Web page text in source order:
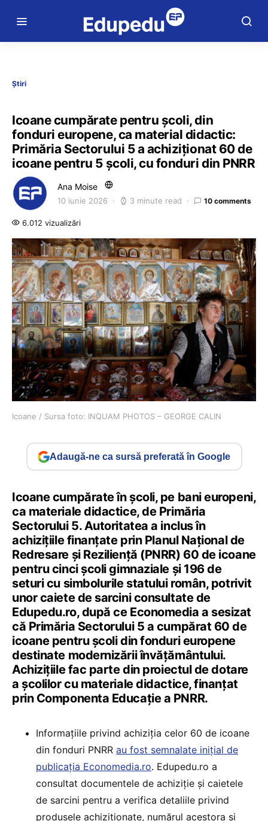
Știri
Icoane cumpărate pentru școli, din
fonduri europene, ca material didactic:
Primăria Sectorului 5 a achiziționat 60 de
icoane pentru 5 școli, cu fonduri din PNRR
Ana Moise
10 iunie 2026 3 minute read 10 comments
6.012 vizualizări
Icoane / Sursa foto: INQUAM PHOTOS – GEORGE CALIN
Adaugă-ne ca sursă preferată în Google
Icoane cumpărate în școli, pe bani europeni,
ca materiale didactice, de Primăria
Sectorului 5. Autoritatea a inclus în
achizițiile finanțate prin Planul Național de
Redresare și Reziliență (PNRR) 60 de icoane
pentru cinci școli gimnaziale și 196 de
seturi cu simbolurile statului român, potrivit
unor caiete de sarcini consultate de
Edupedu.ro, după ce Economedia a sesizat
că Primăria Sectorului 5 a cumpărat 60 de
icoane pentru școli din fonduri europene
destinate modernizării învățământului.
Achizițiile fac parte din proiectul de dotare
a școlilor cu materiale didactice, finanțat
prin Componenta Educație a PNRR.
Informațiile privind achiziția celor 60 de icoane
din fonduri PNRR au fost semnalate inițial de
publicația Economedia.ro. Edupedu.ro a
consultat documentele de achiziție și caietele
de sarcini pentru a verifica detaliile privind
produsele achiziționate, numărul acestora și